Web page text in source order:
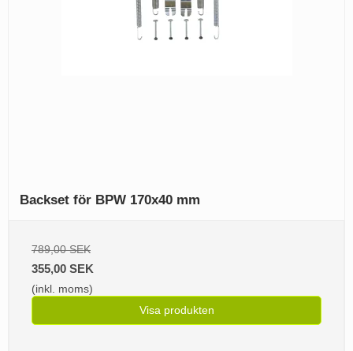
Backset för BPW 170x40 mm
789,00 SEK
355,00 SEK
(inkl. moms)
Visa produkten